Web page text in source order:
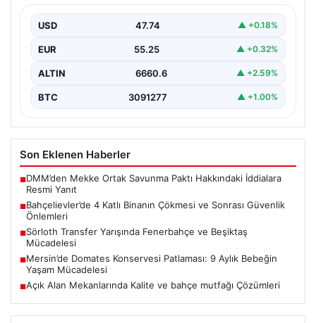
bölge sakinleri ve yetkilileri korkutan anlara sahne oldu.
USD 47.74 ▲ +0.18%
EUR 55.25 ▲ +0.32%
ALTIN 6660.6 ▲ +2.59%
BTC 3091277 ▲ +1.00%
Son Eklenen Haberler
■DMM’den Mekke Ortak Savunma Paktı Hakkındaki İddialara
Resmi Yanıt
■Bahçelievler’de 4 Katlı Binanın Çökmesi ve Sonrası Güvenlik
Önlemleri
■Sörloth Transfer Yarışında Fenerbahçe ve Beşiktaş
Mücadelesi
■Mersin’de Domates Konservesi Patlaması: 9 Aylık Bebeğin
Yaşam Mücadelesi
■Açık Alan Mekanlarında Kalite ve bahçe mutfağı Çözümleri